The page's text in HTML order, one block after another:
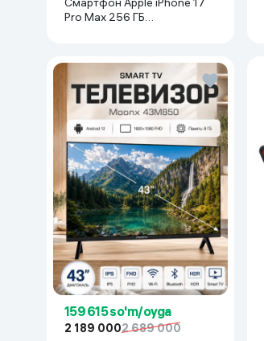
Pro Max 256 ГБ
159 615 so'm/oyga
2 189 0002 689 000